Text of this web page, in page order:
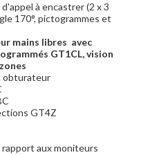
à encastrer (2 x 3
170°, pictogrammes et
mains libres avec
GT1CL, vision
obturateur
GT4Z
aux moniteurs